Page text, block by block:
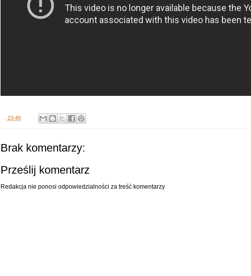
23:45
Brak komentarzy:
Prześlij komentarz
Redakcja nie ponosi odpowiedzialności za treść komentarzy